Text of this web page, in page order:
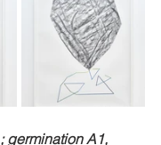
; germination A1,